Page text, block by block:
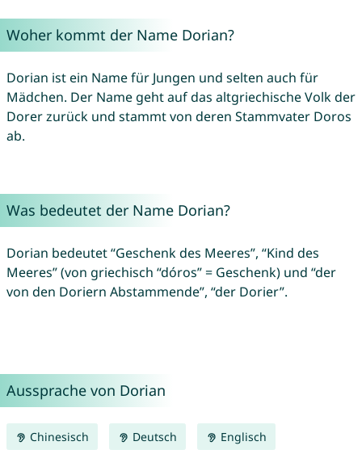
Woher kommt der Name Dorian?
Dorian ist ein Name für Jungen und selten auch für
Mädchen. Der Name geht auf das altgriechische Volk der
Dorer zurück und stammt von deren Stammvater Doros
ab.
Was bedeutet der Name Dorian?
Dorian bedeutet “Geschenk des Meeres”, “Kind des
Meeres” (von griechisch “dóros” = Geschenk) und “der
von den Doriern Abstammende”, “der Dorier”.
Aussprache von Dorian
Chinesisch Deutsch Englisch